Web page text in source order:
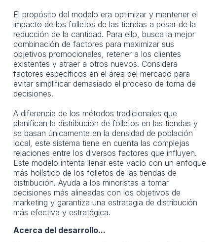
El propósito del modelo era optimizar y mantener el
impacto de los folletos de las tiendas a pesar de la
reducción de la cantidad. Para ello, busca la mejor
combinación de factores para maximizar sus
objetivos promocionales, retener a los clientes
existentes y atraer a otros nuevos. Considera
factores específicos en el área del mercado para
evitar simplificar demasiado el proceso de toma de
decisiones.
A diferencia de los métodos tradicionales que
planifican la distribución de folletos en las tiendas y
se basan únicamente en la densidad de población
local, este sistema tiene en cuenta las complejas
relaciones entre los diversos factores que influyen.
Este modelo intenta llenar este vacío con un enfoque
más holístico de los folletos de las tiendas de
distribución. Ayuda a los minoristas a tomar
decisiones más alineadas con los objetivos de
marketing y garantiza una estrategia de distribución
más efectiva y estratégica.
Acerca del desarrollo...